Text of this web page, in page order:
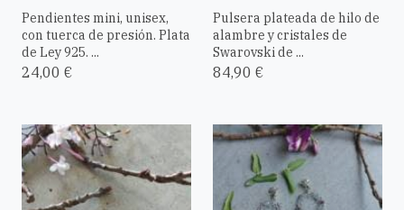
Pendientes mini, unisex,
con tuerca de presión. Plata
de Ley 925. ...
24,00 €
Pulsera plateada de hilo de
alambre y cristales de
Swarovski de ...
84,90 €